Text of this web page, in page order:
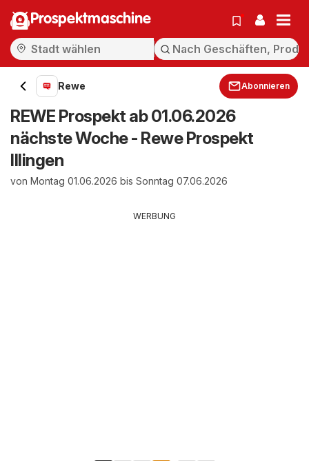
Prospektmaschine
Rewe Abonnieren
REWE Prospekt ab 01.06.2026
nächste Woche - Rewe Prospekt
Illingen
von Montag 01.06.2026 bis Sonntag 07.06.2026
WERBUNG